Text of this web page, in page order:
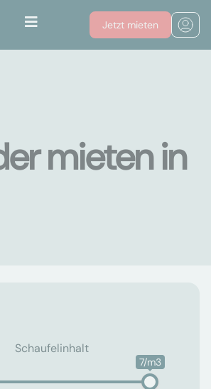
Jetzt mieten
mieten in
Schaufelinhalt
7/m3